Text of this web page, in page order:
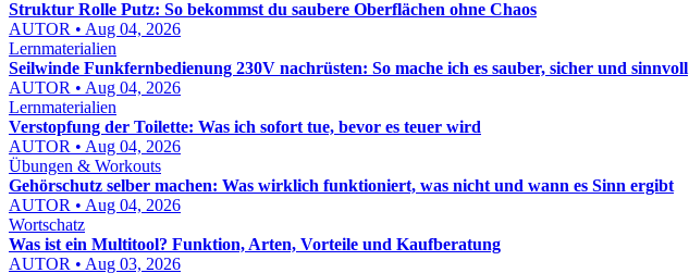
Struktur Rolle Putz: So bekommst du saubere Oberflächen ohne Chaos
AUTOR • Aug 04, 2026
Lernmaterialien
Seilwinde Funkfernbedienung 230V nachrüsten: So mache ich es sauber, sicher und sinnvoll
AUTOR • Aug 04, 2026
Lernmaterialien
Verstopfung der Toilette: Was ich sofort tue, bevor es teuer wird
AUTOR • Aug 04, 2026
Übungen & Workouts
Gehörschutz selber machen: Was wirklich funktioniert, was nicht und wann es Sinn ergibt
AUTOR • Aug 04, 2026
Wortschatz
Was ist ein Multitool? Funktion, Arten, Vorteile und Kaufberatung
AUTOR • Aug 03, 2026